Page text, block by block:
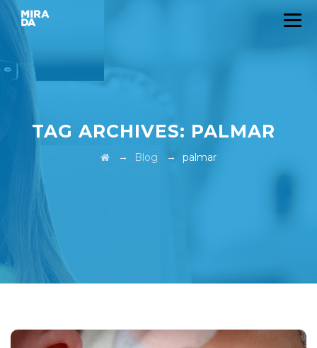
TAG ARCHIVES: PALMAR
→ Blog → palmar